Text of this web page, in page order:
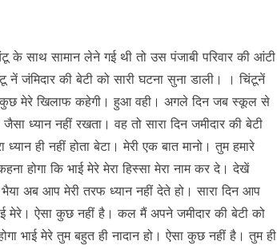
के साथ सामान लेने गई थी तो उस पंजाबी परिवार की आंटी
की बेटी को सारी घटना सुना डाली। । चिंटूनें
कुछ मेरे खिलाफ कहेगी। हुआ वही। अगले दिन जब स्कूल से
ध्यान नहीं रखता। वह तो सारा दिन जमीदार की बेटी
ही नहीं होता बेटा। मेरी एक बात मानो। तुम हमारे
होगा कि भाई मेरे मेरा हिस्सा मेरा नाम कर दे। देखें
अब आप मेरी तरफ ध्यान नहीं देते हो। सारा दिन आप
मेरे। ऐसा कुछ नहीं है। कल मैं अपने जमीदार की बेटी को
भाई मेरे तुम बहुत ही नादान हो। ऐसा कुछ नहीं है। तुम ही